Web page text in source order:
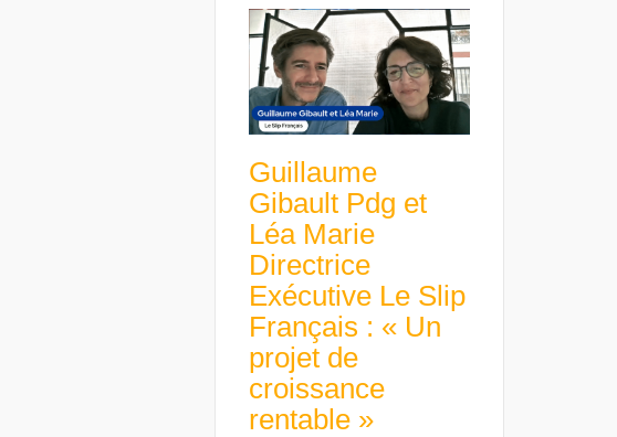
Guillaume
Gibault Pdg et
Léa Marie
Directrice
Exécutive Le Slip
Français : « Un
projet de
croissance
rentable »